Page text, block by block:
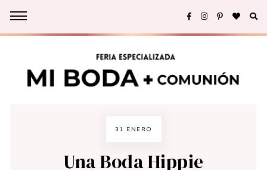
31 ENERO
Una Boda Hippie